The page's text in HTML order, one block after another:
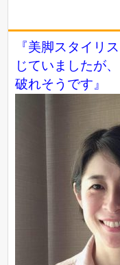
『美脚スタイリ
じていましたが
破れそうです』